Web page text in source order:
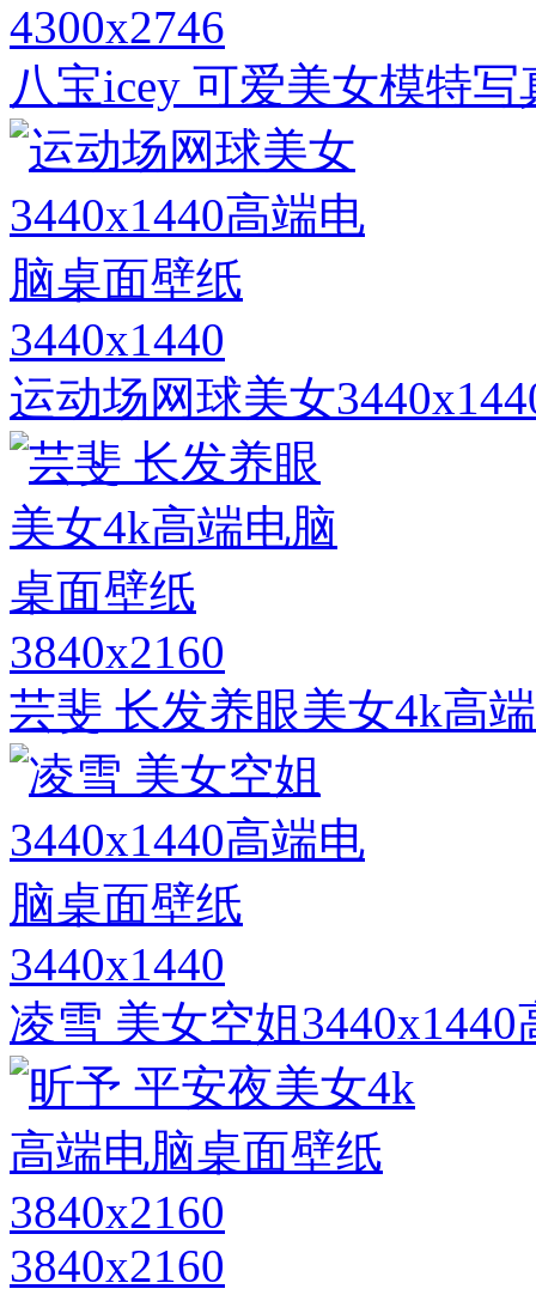
4300x2746
八宝icey 可爱美女模特
3440x1440
运动场网球美女
3840x2160
芸斐 长发养眼美女4k高
3440x1440
凌雪 美女空姐
3840x2160